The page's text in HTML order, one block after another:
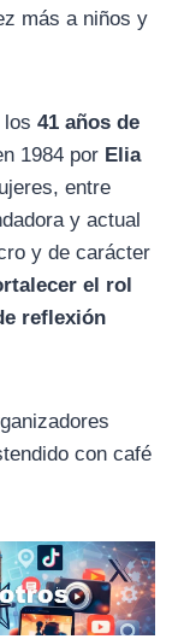
más a niños y
los 41 años de
1984 por Elia
entre
y actual
y de carácter
el rol
reflexión
con café